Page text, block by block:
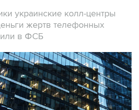
украинские колл-центры
жертв телефонных
в ФСБ